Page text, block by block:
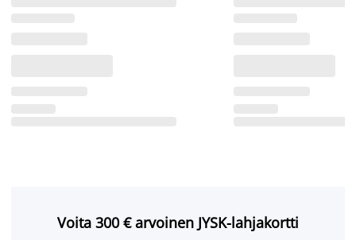
Voita 300 € arvoinen JYSK-lahjakortti